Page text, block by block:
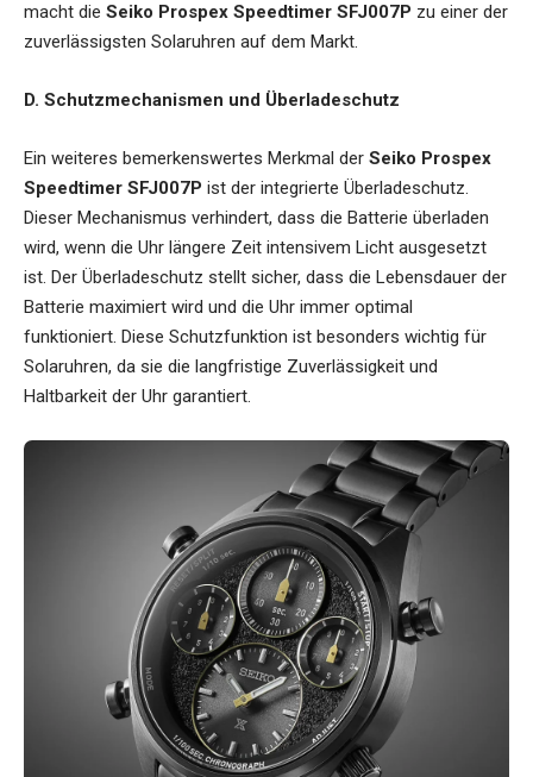
macht die Seiko Prospex Speedtimer SFJ007P zu einer der
zuverlässigsten Solaruhren auf dem Markt.
D. Schutzmechanismen und Überladeschutz
Ein weiteres bemerkenswertes Merkmal der Seiko Prospex
Speedtimer SFJ007P ist der integrierte Überladeschutz.
Dieser Mechanismus verhindert, dass die Batterie überladen
wird, wenn die Uhr längere Zeit intensivem Licht ausgesetzt
ist. Der Überladeschutz stellt sicher, dass die Lebensdauer der
Batterie maximiert wird und die Uhr immer optimal
funktioniert. Diese Schutzfunktion ist besonders wichtig für
Solaruhren, da sie die langfristige Zuverlässigkeit und
Haltbarkeit der Uhr garantiert.